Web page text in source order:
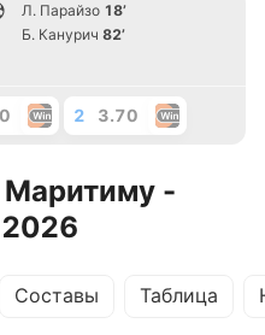
Л. Парайзо 18’
Б. Канурич 82’
2 3.70
Маритиму -
Составы Таблица